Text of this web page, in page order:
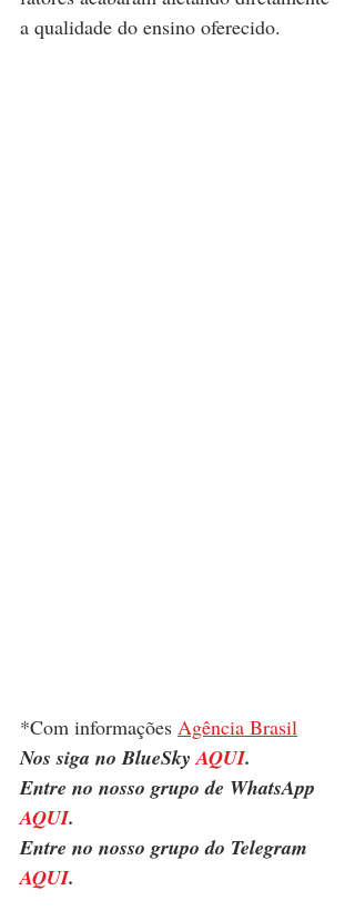
a qualidade do ensino oferecido.
*Com informações Agência Brasil
Nos siga no BlueSky AQUI.
Entre no nosso grupo de WhatsApp
AQUI.
Entre no nosso grupo do Telegram
AQUI.